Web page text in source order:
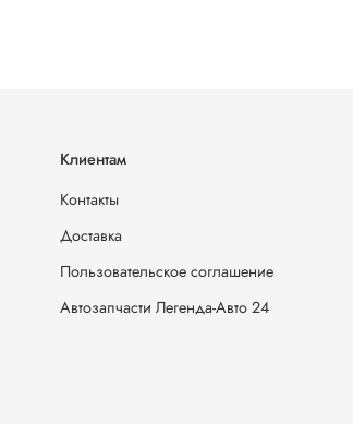
Клиентам
Контакты
Доставка
Пользовательское соглашение
Автозапчасти Легенда-Авто 24